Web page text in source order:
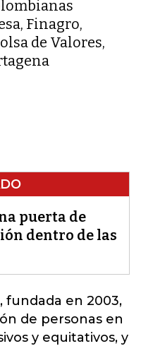
Finagro,
de Valores,
puerta de
dentro de las
fundada en 2003,
de personas en
y equitativos, y